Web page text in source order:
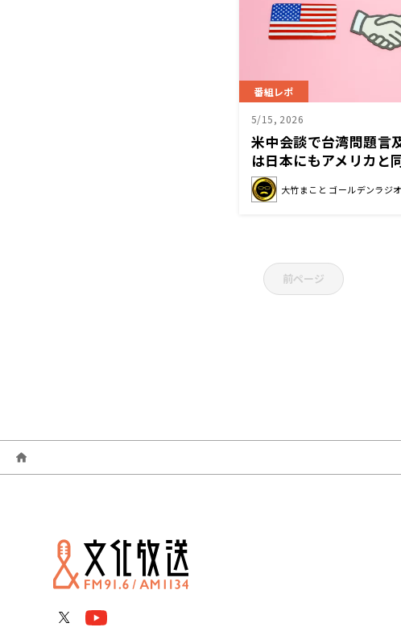
番組レポ
5/15, 2026
米中会談で台湾問題言
は日本にもアメリカと
んじゃないかな」
大竹まこと ゴールデンラジ
前ページ